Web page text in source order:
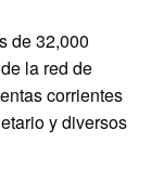
de 32,000
la red de
corrientes
y diversos